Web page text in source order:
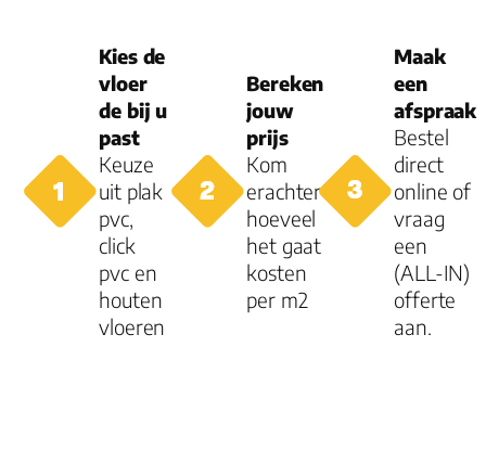
Kies de
vloer
de bij u
past
Keuze
uit plak
pvc,
click
pvc en
houten
vloeren
Bereken
jouw
prijs
Kom
erachter
hoeveel
het gaat
kosten
per m2
Maak
een
afspraak
Bestel
direct
online of
vraag
een
(ALL-IN)
offerte
aan.